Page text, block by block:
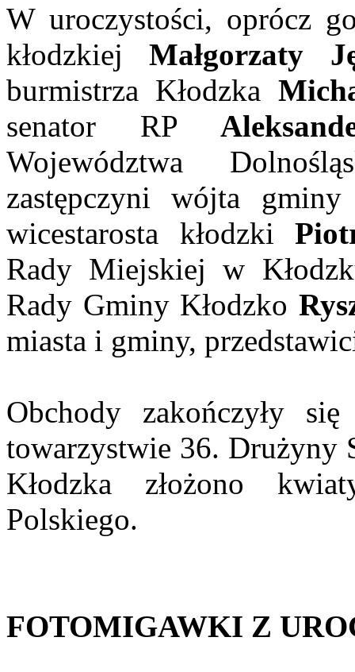
W uroczystości, oprócz
kłodzkiejMałgorzaty
burmistrza Kłodzka
senator RP
Województwa
zastępczyni wójta
wicestarosta kłodzki
Rady Miejskiej w
Rady Gminy Kłodzko
miasta i gminy,
Obchody zakończyły
towarzystwie 36. Drużyny
Kłodzka złożono
Polskiego.
FOTOMIGAWKI Z